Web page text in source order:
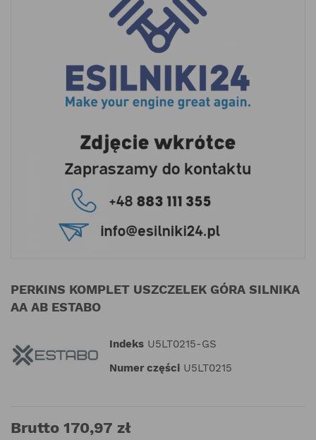
PERKINS KOMPLET USZCZELEK GÓRA SILNIKA
AA AB ESTABO
Indeks U5LT0215-GS
Numer części U5LT0215
Brutto 170,97 zł